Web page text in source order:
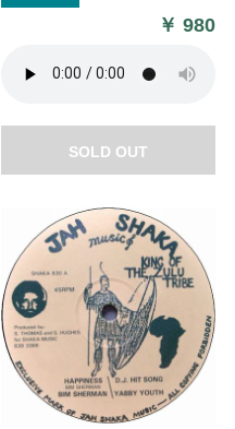
￥980
SOLD OUT